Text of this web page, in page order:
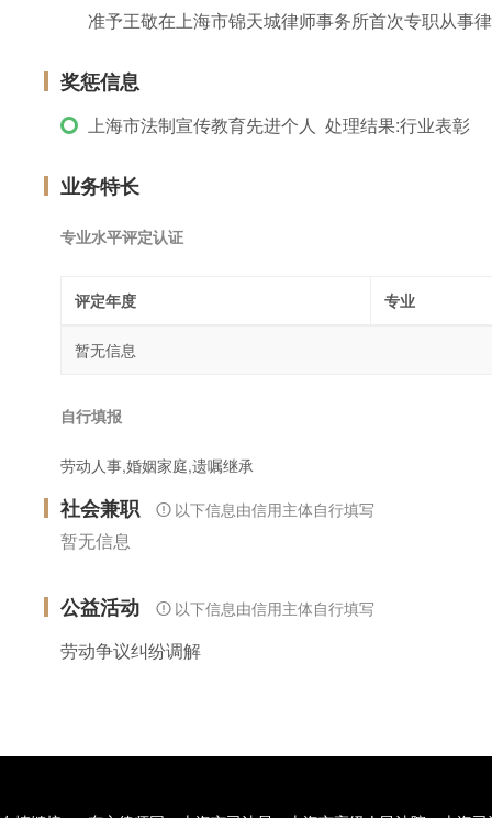
准予王敬在上海市锦天城律师事务所首次专职从事
奖惩信息
上海市法制宣传教育先进个人 处理结果:行业表彰
业务特长
专业水平评定认证
评定年度 专业
暂无信息
自行填报
劳动人事,婚姻家庭,遗嘱继承
社会兼职 以下信息由信用主体自行填写
暂无信息
公益活动 以下信息由信用主体自行填写
劳动争议纠纷调解